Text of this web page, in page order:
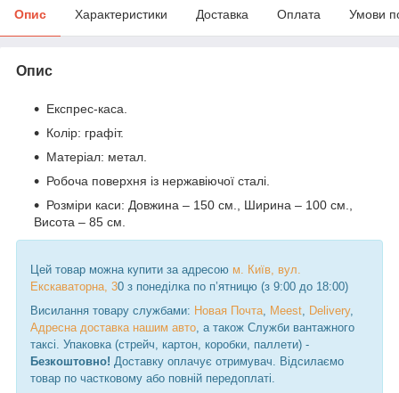
Опис Характеристики Доставка Оплата Умови
Опис
Експрес-каса.
Колір: графіт.
Матеріал: метал.
Робоча поверхня із нержавіючої сталі.
Розміри каси: Довжина – 150 см., Ширина – 100 см.,
Висота – 85 см.
Цей товар можна купити за адресою м. Київ, вул.
Екскаваторна, 30 з понеділка по п’ятницю (з 9:00 до 18:00)
Висилання товару службами: Новая Почта Meest Delivery,
Адресна доставка нашим авто , а також Служби вантажного
таксі. Упаковка (стрейч, картон, коробки, паллети) -
Безкоштовно! Доставку оплачує отримувач. Відсилаємо
товар по частковому або повній передоплаті.